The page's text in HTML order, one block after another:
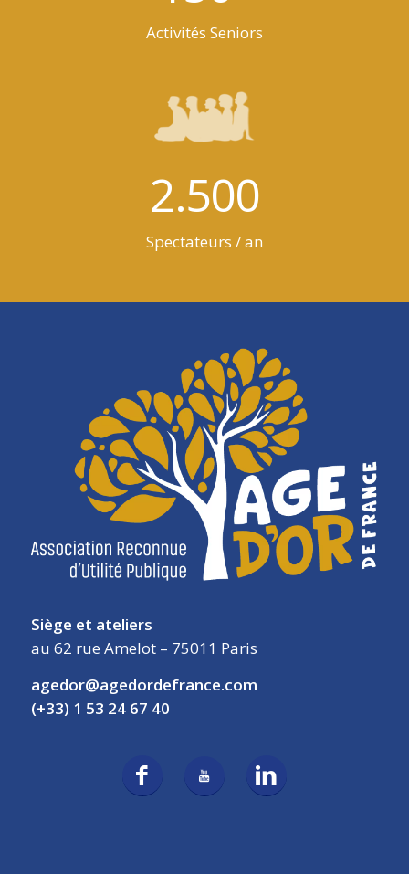
Activités Seniors
2.500
Spectateurs / an
Siège et ateliers
au 62 rue Amelot – 75011 Paris
agedor@agedordefrance.com
(+33) 1 53 24 67 40